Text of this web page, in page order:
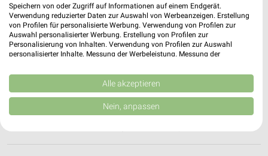
Heute 07:00 - 21:45 Uhr | Öffnet in 23 Min.
470,19 km • Angebote: 2 Prospekte
❯
Quidembaum 3
56332 Alken
Heute 06:30 - 21:00 Uhr |
Speichern von oder Zugriff auf Informationen auf einem Endgerät.
Verwendung reduzierter Daten zur Auswahl von Werbeanzeigen. Erstellung
von Profilen für personalisierte Werbung. Verwendung von Profilen zur
Auswahl personalisierter Werbung. Erstellung von Profilen zur
Personalisierung von Inhalten. Verwendung von Profilen zur Auswahl
personalisierter Inhalte. Messung der Werbeleistung. Messung der
Kombinationen von Daten aus verschiedenen Quellen. Entwicklung und
Verbesserung der Angebote. Verwendung reduzierter Daten zur Auswahl
von Inhalten.
Daten können außerhalb der Europäischen Union weitergegeben und in die
Website/App.
Alle akzeptieren
Nein, anpassen